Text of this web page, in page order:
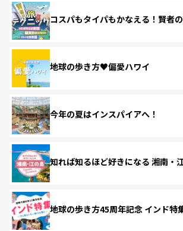
コスパもタイパもかなえる！賢者
地球の歩き方♥偏愛ハワイ
今年の夏はインスパイアへ！
知れば知るほど好きになる 湘南・
地球の歩き方45周年記念 インド特